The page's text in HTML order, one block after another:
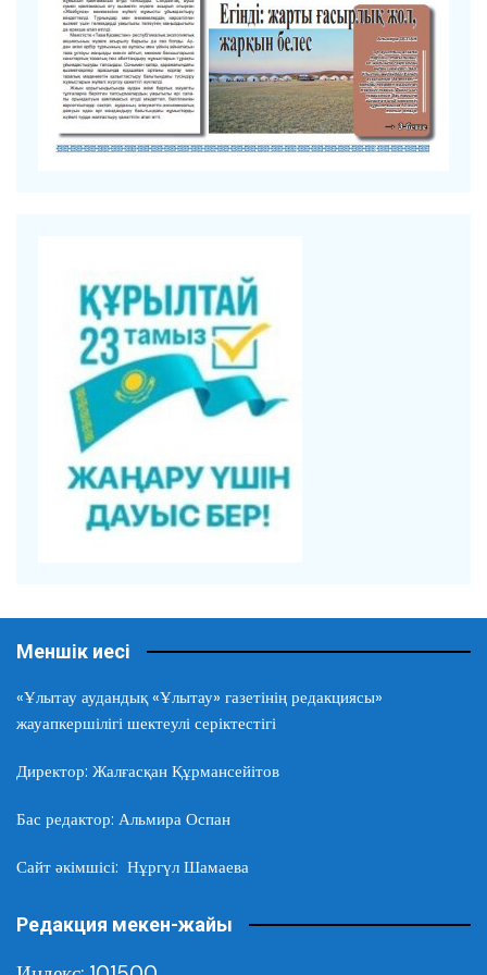
Меншік иесі
«Ұлытау аудандық «Ұлытау» газетінің редакциясы»
жауапкершілігі шектеулі серіктестігі
Директор: Жалғасқан Құрмансейітов
Бас редактор: Альмира Оспан
Сайт әкімшісі: Нұргүл Шамаева
Редакция мекен-жайы